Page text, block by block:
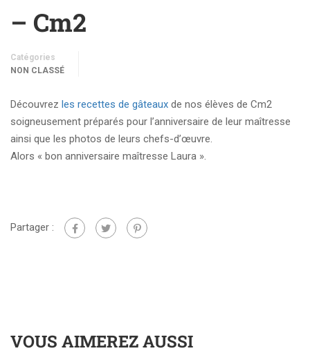
– Cm2
Catégories
NON CLASSÉ
Découvrez les recettes de gâteaux de nos élèves de Cm2
soigneusement préparés pour l’anniversaire de leur maîtresse
ainsi que les photos de leurs chefs-d’œuvre.
Alors « bon anniversaire maîtresse Laura ».
Partager :
VOUS AIMEREZ AUSSI